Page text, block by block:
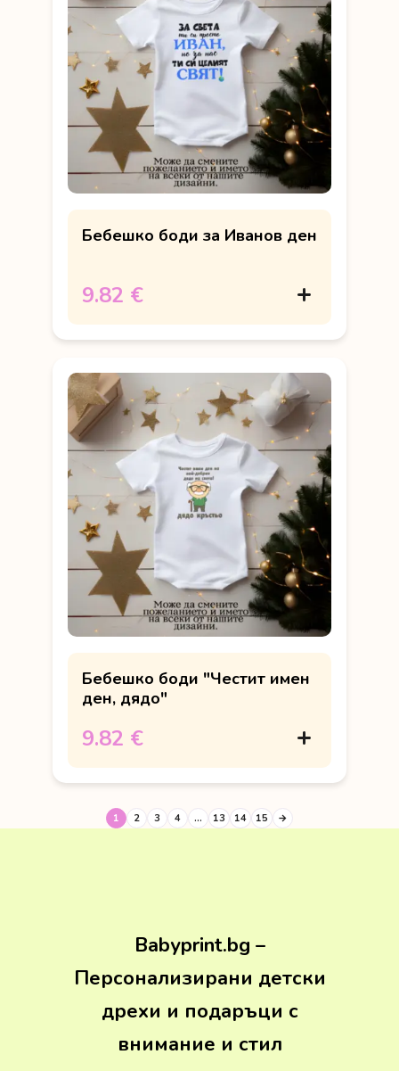
Бебешко боди за Иванов ден
9.82 €
Бебешко боди "Честит имен
ден, дядо"
9.82 €
1 2 3 4 … 13 14 15 →
Babyprint.bg –
Персонализирани детски
дрехи и подаръци с
внимание и стил